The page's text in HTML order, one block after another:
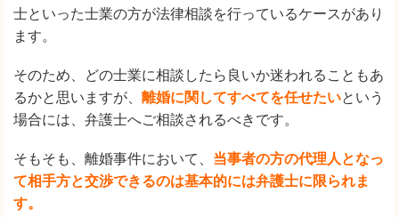
士といった士業の方が法律相談を行っているケースがあり
ます。
そのため、どの士業に相談したら良いか迷われることもあ
るかと思いますが、 離婚に関してすべてを任せたいという
場合には、弁護士へご相談されるべきです。
そもそも、離婚事件において、 当事者の方の代理人となっ
て相手方と交渉できるのは基本的には弁護士に限られま
す。